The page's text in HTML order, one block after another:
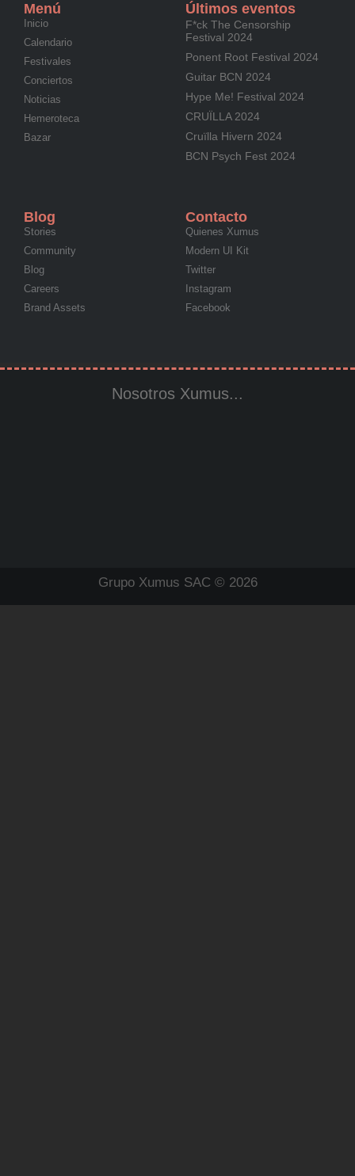
Menú
Inicio
Calendario
Festivales
Conciertos
Noticias
Hemeroteca
Bazar
Últimos eventos
F*ck The Censorship
Festival 2024
Ponent Root Festival 2024
Guitar BCN 2024
Hype Me! Festival 2024
CRUÏLLA 2024
Cruïlla Hivern 2024
BCN Psych Fest 2024
Blog
Stories
Community
Blog
Careers
Brand Assets
Contacto
Quienes Xumus
Modern UI Kit
Twitter
Instagram
Facebook
Nosotros Xumus...
Grupo Xumus SAC © 2026